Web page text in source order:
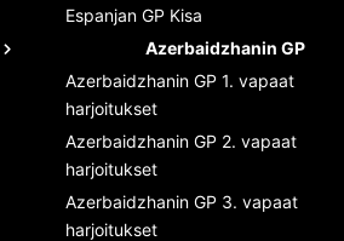
Espanjan GP Kisa
Azerbaidzhanin GP
Azerbaidzhanin GP 1. vapaat
harjoitukset
Azerbaidzhanin GP 2. vapaat
harjoitukset
Azerbaidzhanin GP 3. vapaat
harjoitukset